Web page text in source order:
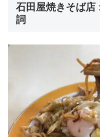
石田屋焼きそば店
詞